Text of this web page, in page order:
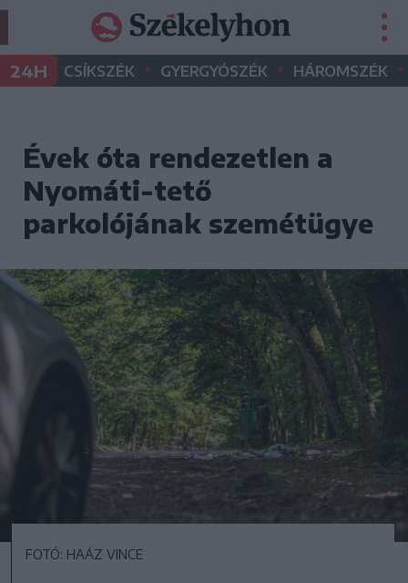
24H CSÍKSZÉK • GYERGYÓSZÉK • HÁROMSZÉK •
Évek óta rendezetlen a
Nyomáti-tető
parkolójának szemétügye
FOTÓ: HAÁZ VINCE